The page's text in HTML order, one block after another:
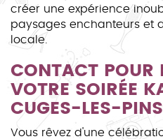
créer une expérience
paysages enchanteurs et
locale.
CONTACT POUR
VOTRE SOIRÉE
CUGES-LES-PINS
Vous rêvez d'une